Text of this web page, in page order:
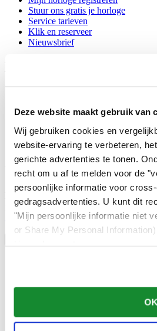
Deze website maakt gebruik van
Wij gebruiken cookies en
website-ervaring te verbeteren,
gerichte advertenties te tonen.
recht om u af te melden voor de
persoonlijke informatie voor
gedragsadvertenties. U kunt dit
"Mijn persoonlijke informatie niet
or Share My Personal
OK
Stuur ons gratis je horloge
Service tarieven
Klik en reserveer
Nieuwsbrief
Legal
Cookie meldingen
Verkoopvoorwaarden
Herroeping van de overeenkomst
Word lid van de
Meld je aan en ontvang exclusieve
productrecensies
Schrijf je in!
Selecteer een land/regio
English